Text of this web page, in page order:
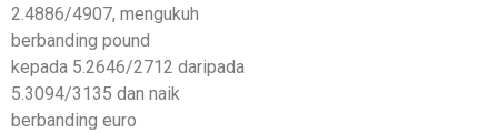
2.4886/4907, mengukuh
berbanding pound
kepada 5.2646/2712 daripada
5.3094/3135 dan naik
berbanding euro